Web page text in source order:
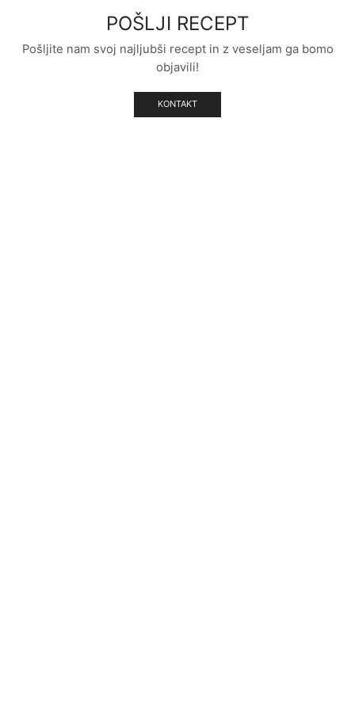
POŠLJI RECEPT
Pošljite nam svoj najljubši recept in z veseljam ga bomo
objavili!
KONTAKT